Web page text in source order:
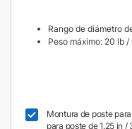
Rango de diámetro
Peso máximo: 20 lb
Montura de poste
para poste de 1.25 in /